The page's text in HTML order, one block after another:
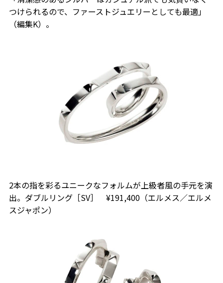
つけられるので、ファーストジュエリーとしても最適」
（編集K）。
2本の指を彩るユニークなフォルムが上級者風の手元を演
出。ダブルリング［SV］ ¥191,400（エルメス／エルメ
スジャポン）